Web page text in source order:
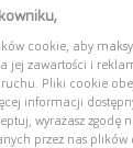
cookie, aby
jej zawartości i
Pliki cookie
informacji
wyrażasz zgodę
przez nas